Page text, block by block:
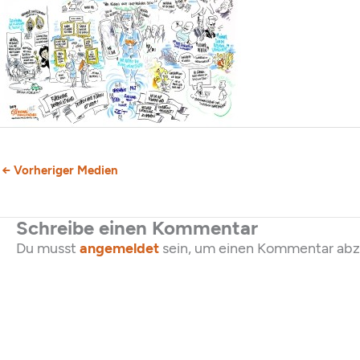
← Vorheriger Medien
Schreibe einen Kommentar
Du musst angemeldet sein, um einen Kommentar